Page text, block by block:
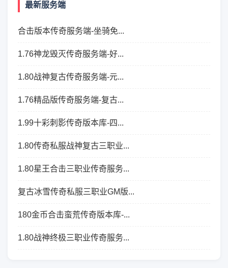
最新服务端
合击版本传奇服务端-坐骑免...
1.76神龙毁灭传奇服务端-好...
1.80战神复古传奇服务端-元...
1.76精品版传奇服务端-复古...
1.99十彩刺影传奇版本库-四...
1.80传奇私服战神复古三职业...
1.80星王合击三职业传奇服务...
复古冰雪传奇私服三职业GM版...
180金币合击蛮荒传奇版本库-...
1.80战神终极三职业传奇服务...